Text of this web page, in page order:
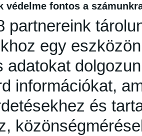
védelme fontos a
partnereink
egy
adatokat
információkat,
és